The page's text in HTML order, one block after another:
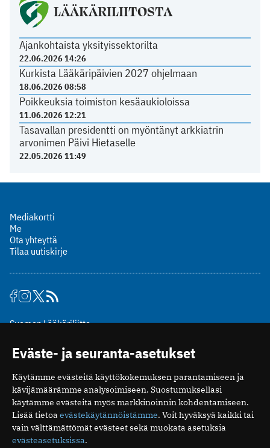
LÄÄKÄRILIITOSTA
Ajankohtaista yksityissektorilta
22.06.2026 14:26
Kurkista Lääkäripäivien 2027 ohjelmaan
18.06.2026 08:58
Poikkeuksia toimiston kesäaukioloissa
11.06.2026 12:21
Tasavallan presidentti on myöntänyt arkkiatrin
arvonimen Päivi Hietaselle
22.05.2026 11:49
Mediakortti
Me
Ota yhteyttä
Tilaa uutiskirje
Suomen Lääkäriliitto
00510 Helsinki
puh. (09) 393 091
toimitus@potilaanlaakarilehti.fi
ISSN 2323-9476
Eväste- ja seuranta-asetukset
Käytämme evästeitä käyttökokemuksen parantamiseen ja
kävijämäärämme analysoimiseen. Suostumuksellasi
käytämme evästeitä myös markkinoinnin kohdentamiseen.
Lisää tietoa evästekäytännöistämme. Voit hyväksyä kaikki tai
vain välttämättömät evästeet sekä muokata asetuksia
evästeasetuksissa.